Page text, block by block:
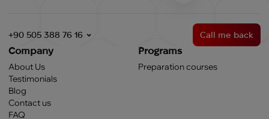
+90 505 388 76 16 Call me back
Company
About Us
Testimonials
Blog
Contact us
FAQ
Programs
Preparation courses